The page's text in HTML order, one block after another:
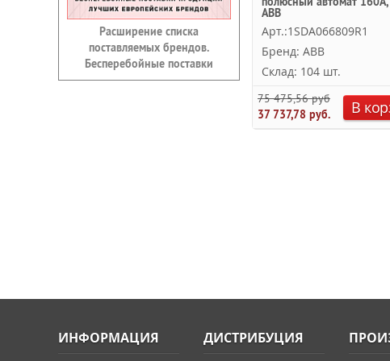
Расширение списка
поставляемых брендов.
Бесперебойные поставки
ABB
Арт.:1SDA066809R1
Бренд: ABB
Склад: 104 шт.
75 475,56 руб.
37 737,78 руб.
В
ИНФОРМАЦИЯ ДИСТРИБУЦИЯ